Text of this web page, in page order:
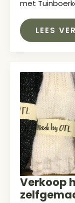
met
LEES
Verkoop